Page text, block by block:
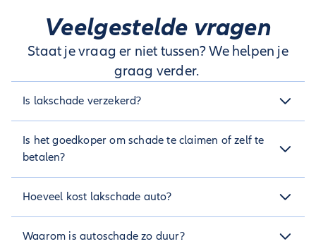
Veelgestelde vragen
Staat je vraag er niet tussen? We helpen je
graag verder.
Is lakschade verzekerd?
verzekering ben je vaak verzekerd voor lakschade.
Is het goedkoper om schade te claimen of zelf te
betalen?
Soms kan het voordeliger zijn om kleine schades zelf te
Hoeveel kost lakschade auto?
maken hoe erg de schade is. Kleine reparaties kunnen rond
Waarom is autoschade zo duur?